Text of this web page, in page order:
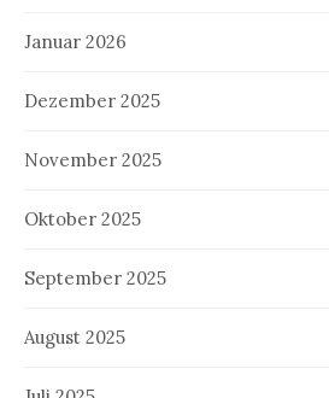
Januar 2026
Dezember 2025
November 2025
Oktober 2025
September 2025
August 2025